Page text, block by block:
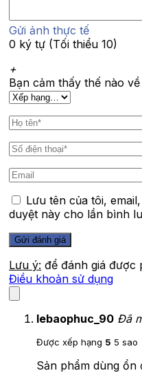
Gửi ảnh thực tế
0 ký tự (Tối thiểu 10)
+
Bạn cảm thấy thế nào
Lưu tên của tôi,
duyệt này cho lần bình
Lưu ý: để đánh giá được
Điều khoản sử dụng
lebaophuc_90 Đã
Được xếp hạng 5 5 sao
Sản phẩm dùng ổn